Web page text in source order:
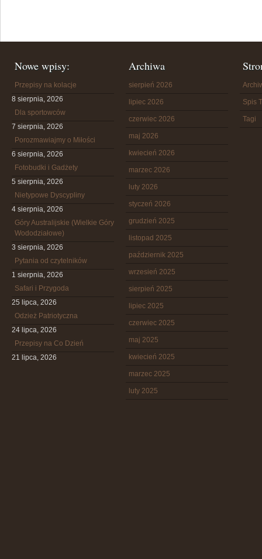
Nowe wpisy:
Przepisy na kolacje
8 sierpnia, 2026
Dla sportowców
7 sierpnia, 2026
Porozmawiajmy o Miłości
6 sierpnia, 2026
Fotobudki i Gadżety
5 sierpnia, 2026
Nietypowe Dyscypliny
4 sierpnia, 2026
Góry Australijskie (Wielkie Góry
Wododziałowe)
3 sierpnia, 2026
Pytania od czytelników
1 sierpnia, 2026
Safari i Przygoda
25 lipca, 2026
Odzież Patriotyczna
24 lipca, 2026
Przepisy na Co Dzień
21 lipca, 2026
Archiwa
sierpień 2026
lipiec 2026
czerwiec 2026
maj 2026
kwiecień 2026
marzec 2026
luty 2026
styczeń 2026
grudzień 2025
listopad 2025
październik 2025
wrzesień 2025
sierpień 2025
lipiec 2025
czerwiec 2025
maj 2025
kwiecień 2025
marzec 2025
luty 2025
Spis
Tagi